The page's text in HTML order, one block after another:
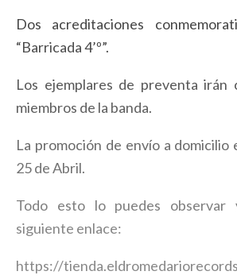
Dos acreditaciones
“Barricada 4’º”.
Los ejemplares de preventa irán
miembros de la banda.
La promoción de envío a domicilio
25 de Abril.
Todo esto lo puedes
siguiente enlace:
https://